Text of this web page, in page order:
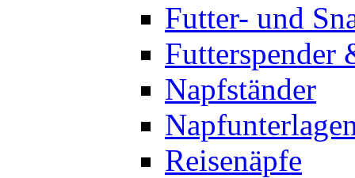
Futter- und
Futterspender
Napfständer
Reisenäpfe